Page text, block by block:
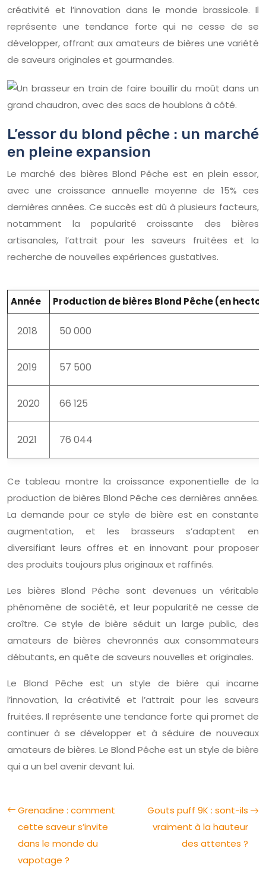
créativité et l’innovation dans le monde brassicole. Il
représente une tendance forte qui ne cesse de se
développer, offrant aux amateurs de bières une variété
de saveurs originales et gourmandes.
L’essor du blond pêche : un marché
en pleine expansion
Le marché des bières Blond Pêche est en plein essor,
avec une croissance annuelle moyenne de 15% ces
dernières années. Ce succès est dû à plusieurs facteurs,
notamment la popularité croissante des bières
artisanales, l’attrait pour les saveurs fruitées et la
recherche de nouvelles expériences gustatives.
Année Production de bières Blond Pêche (en
2018 50 000
2019 57 500
2020 66 125
2021 76 044
Ce tableau montre la croissance exponentielle de la
production de bières Blond Pêche ces dernières années.
La demande pour ce style de bière est en constante
augmentation, et les brasseurs s’adaptent en
diversifiant leurs offres et en innovant pour proposer
des produits toujours plus originaux et raffinés.
Les bières Blond Pêche sont devenues un véritable
phénomène de société, et leur popularité ne cesse de
croître. Ce style de bière séduit un large public, des
amateurs de bières chevronnés aux consommateurs
débutants, en quête de saveurs nouvelles et originales.
Le Blond Pêche est un style de bière qui incarne
l’innovation, la créativité et l’attrait pour les saveurs
fruitées. Il représente une tendance forte qui promet de
continuer à se développer et à séduire de nouveaux
amateurs de bières. Le Blond Pêche est un style de bière
qui a un bel avenir devant lui.
Grenadine : comment
cette saveur s’invite
dans le monde du
vapotage ?
Gouts puff 9K : sont-ils
vraiment à la hauteur
des attentes ?